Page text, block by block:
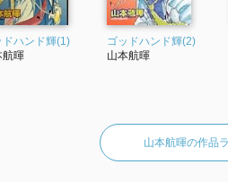
ドハンド輝(1)
航暉
ゴッドハンド輝(2)
山本航暉
山本航暉の作品